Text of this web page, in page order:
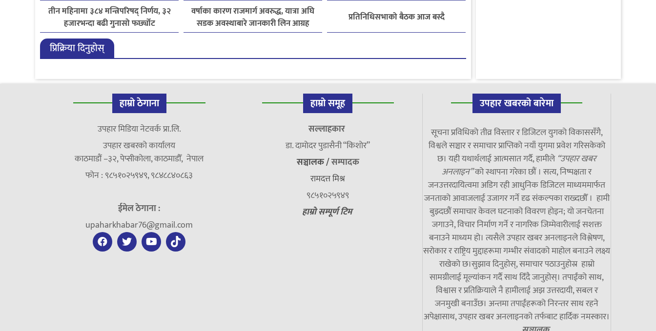
तीन महिनामा ३८४ मन्त्रिपरिषद् निर्णय, ३२
हजारभन्दा बढी गुनासो फर्छ्योट
वर्षाका कारण राजमार्ग अवरुद्ध, यात्रा अघि
सडक अवस्थाबारे जानकारी लिन आग्रह
प्रतिनिधिसभाको बैठक आज बस्दै
प्रिक्रिया दिनुहोस्
हाम्रो ठेगाना
उपहार मिडिया नेटवर्क प्रा.लि.
उपहार खबरको कार्यालय
काठमाडौं –३२, पेप्सीकोला, काठमाडौँ, नेपाल
फोन : ९८५१०२५९४९, ९८४८८४०८६३
ईमेल ठेगाना :
upaharkhabar76@gmail.com
हाम्रो समूह
सल्लाहकार
डा. दामाेदर पुडासैनी “किशाेर”
सञ्चालक /सम्पादक
रामदत्त मिश्र
९८५१०२५९४९
हाम्रो सम्पूर्ण टिम
उपहार खबरको बारेमा
सूचना प्रविधिको तीव्र विस्तार र डिजिटल युगको विकाससँगै,
विश्वले सञ्चार र समाचार प्राप्तिको नयाँ युगमा प्रवेश गरिसकेको
छ। यही यथार्थलाई आत्मसात गर्दै, हामीले “उपहार खबर
अनलाइन”को स्थापना गरेका छौं । सत्य, निष्पक्षता र
जनउत्तरदायित्वमा अडिग रही आधुनिक डिजिटल माध्यममार्फत
जनताको आवाजलाई उजागर गर्ने दृढ संकल्पका राख्दछौँ । हामी
बुझ्दछौं समाचार केवल घटनाको विवरण होइन; यो जनचेतना
जगाउने, विचार निर्माण गर्ने र नागरिक जिम्मेवारीलाई सशक्त
बनाउने माध्यम हो। त्यसैले उपहार खबर अनलाइनले विश्लेषण,
सरोकार र राष्ट्रिय मुद्दाहरूमा गम्भीर संवादको माहोल बनाउने लक्ष्य
राखेको छ।सुझाव दिनुहोस्, समाचार पठाउनुहोस्र हाम्रो
सामग्रीलाई मूल्यांकन गर्दै साथ दिँदै जानुहोस्। तपाईंको साथ,
विश्वास र प्रतिक्रियाले नै हामीलाई अझ उत्तरदायी, सबल र
जनमुखी बनाउँछ। अन्तमा तपाईंहरूको निरन्तर साथ रहने
अपेक्षासाथ, उपहार खबर अनलाइनको तर्फबाट हार्दिक नमस्कार।